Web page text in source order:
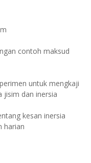
contoh maksud
untuk mengkaji
jisim dan inersia
kesan inersia
harian